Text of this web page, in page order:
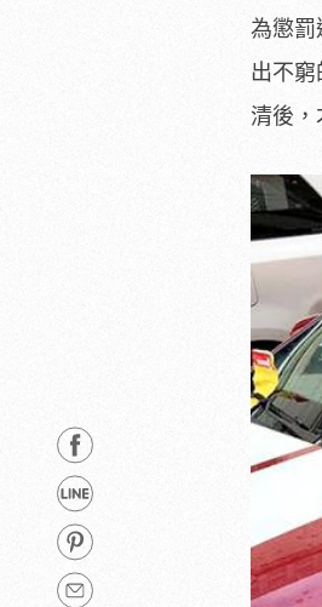
為懲罰
出不
清後，